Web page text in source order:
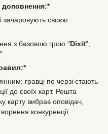
доповнення:*
зачаровують своєю
з базовою грою "Dixit",
".
гравці по черзі стають
до своїх карт. Решта
карту вибрав оповідач,
конкуренції.